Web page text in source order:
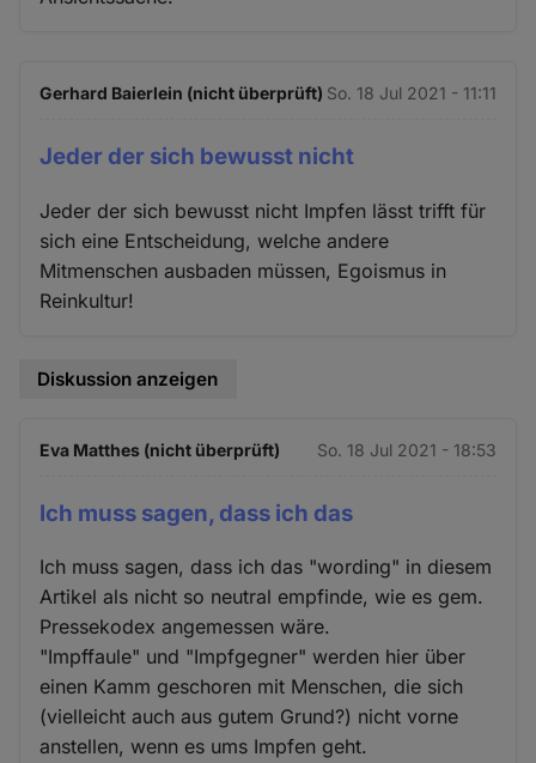
Gerhard Baierlein (nicht überprüft) So. 18 Jul 2021 - 11:11
Jeder der sich bewusst nicht
Jeder der sich bewusst nicht Impfen lässt trifft für
sich eine Entscheidung, welche andere
Mitmenschen ausbaden müssen, Egoismus in
Reinkultur!
Diskussion anzeigen
Eva Matthes (nicht überprüft) So. 18 Jul 2021 - 18:53
Ich muss sagen, dass ich das
Ich muss sagen, dass ich das "wording" in diesem
Artikel als nicht so neutral empfinde, wie es gem.
Pressekodex angemessen wäre.
"Impffaule" und "Impfgegner" werden hier über
einen Kamm geschoren mit Menschen, die sich
(vielleicht auch aus gutem Grund?) nicht vorne
anstellen, wenn es ums Impfen geht.